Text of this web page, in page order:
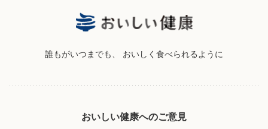
誰もがいつまでも、 おいしく食べられるように
おいしい健康へのご意見